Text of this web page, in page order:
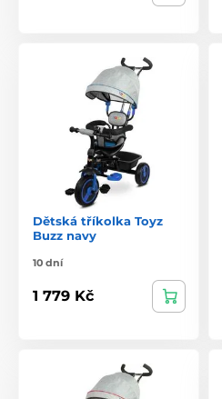
Dětská tříkolka Toyz
Buzz navy
10 dní
1 779 Kč